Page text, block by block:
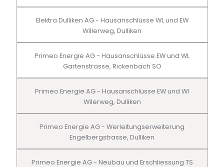
Elektra Dulliken AG - Hausanschlüsse WL und EW
Willerweg, Dulliken
Primeo Energie AG - Hausanschlüsse EW und WL
Gartenstrasse, Rickenbach SO
Primeo Energie AG - Hausanschlüsse EW und Wl
Wilerweg, Dulliken
Primeo Energie AG - Werleitungserweiterung
Engelbergstrasse, Dulliken
Primeo Energie AG - Neubau und Erschliessung TS